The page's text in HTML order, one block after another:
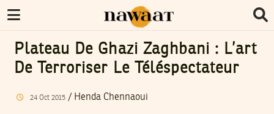
Plateau De Ghazi Zaghbani : L’art
De Terroriser Le Téléspectateur
24 Oct 2015/ Henda Chennaoui